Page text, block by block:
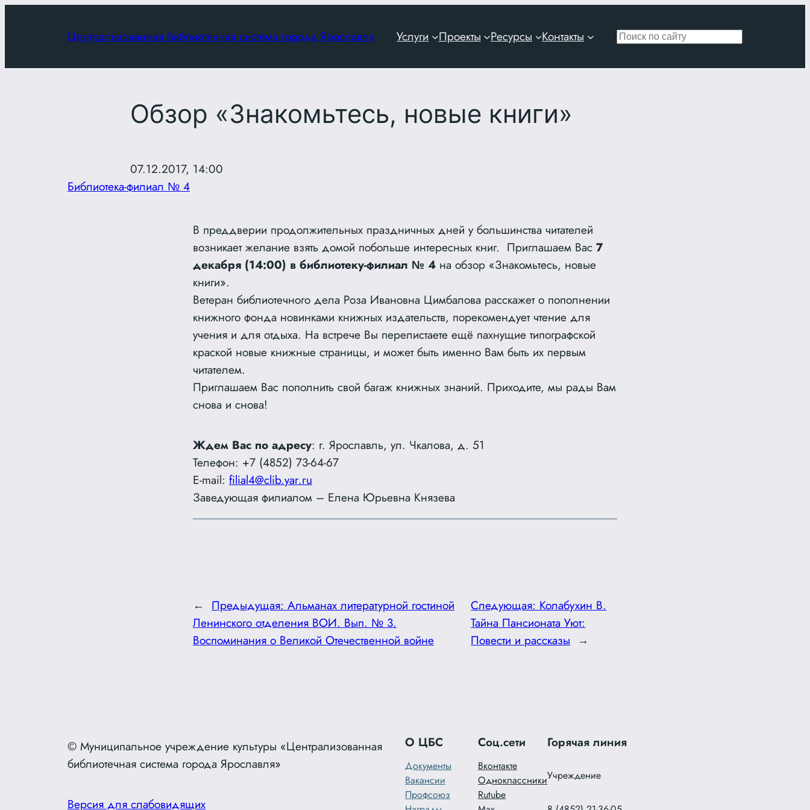
Централизованная библиотечная система города Ярославля Услуги Проекты Ресурсы Контакты Поиск
Обзор «Знакомьтесь, новые книги»
07.12.2017, 14:00
Библиотека-филиал № 4
В преддверии продолжительных праздничных дней у большинства читателей
возникает желание взять домой побольше интересных книг. Приглашаем Вас 7
декабря (14:00) в библиотеку-филиал № 4 на обзор «Знакомьтесь, новые
книги».
Ветеран библиотечного дела Роза Ивановна Цимбалова расскажет о пополнении
книжного фонда новинками книжных издательств, порекомендует чтение для
учения и для отдыха. На встрече Вы перелистаете ещё пахнущие типографской
краской новые книжные страницы, и может быть именно Вам быть их первым
читателем.
Приглашаем Вас пополнить свой багаж книжных знаний. Приходите, мы рады Вам
снова и снова!
Ждем Вас по адресу: г. Ярославль, ул. Чкалова, д. 51
Телефон: +7 (4852) 73-64-67
E-mail: filial4@clib.yar.ru
Заведующая филиалом – Елена Юрьевна Князева
← Предыдущая: Альманах литературной гостиной
Ленинского отделения ВОИ. Вып. № 3.
Воспоминания о Великой Отечественной войне
Следующая: Колабухин В.
Тайна Пансионата Уют:
Повести и рассказы →
© Муниципальное учреждение культуры «Централизованная
библиотечная система города Ярославля»
Версия для слабовидящих
О ЦБС
Документы
Вакансии
Профсоюз
Соц.сети
Вконтакте
Одноклассники
Rutube
Горячая линия
Учреждение